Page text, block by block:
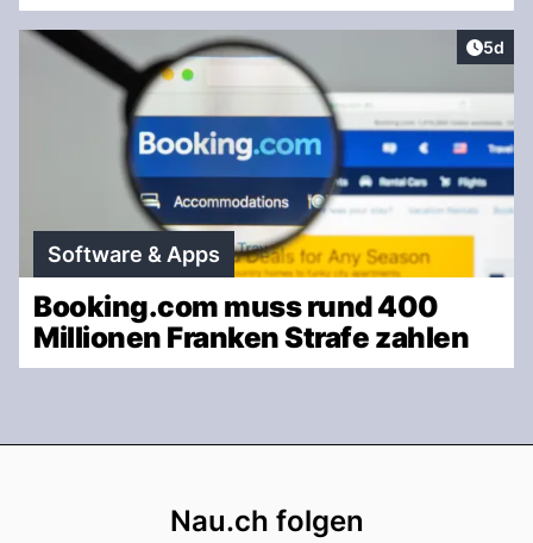
5d
Software & Apps
Booking.com muss rund 400
Millionen Franken Strafe zahlen
Nau.ch folgen